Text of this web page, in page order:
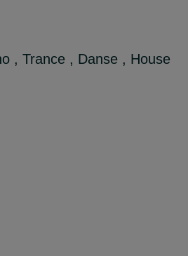
, Trance , Danse , House